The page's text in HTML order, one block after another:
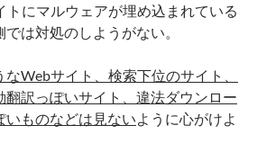
トにマルウェアが埋め込まれている
は対処のしようがない。
Webサイト、検索下位のサイト、
翻訳っぽいサイト、違法ダウンロー
いものなどは見ないように心がけよ